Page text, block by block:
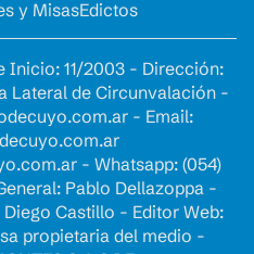
y MisasEdictos
Inicio: 11/2003 - Dirección:
Lateral de Circunvalación -
- Email:
- Whatsapp: (054)
Pablo Dellazoppa -
Castillo - Editor Web:
propietaria del medio -